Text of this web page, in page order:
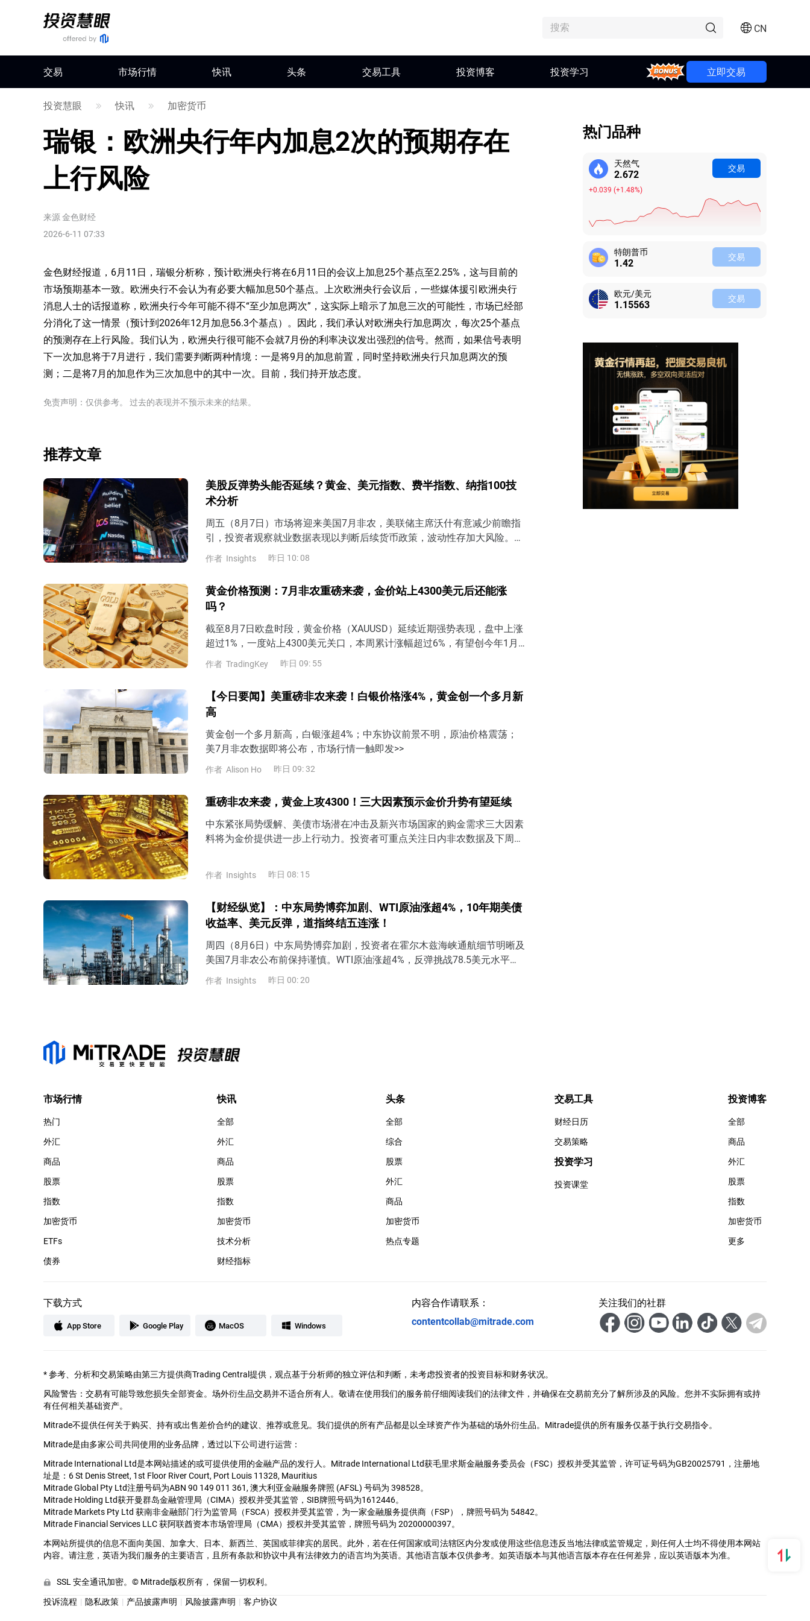
CN
交易 市场行情 快讯 头条 交易工具 投资博客 投资学习 Bonus 立即交易
投资慧眼 快讯 加密货币
瑞银：欧洲央行年内加息2次的预期存在
上行风险
来源金色财经
2026-6-11 07:33
金色财经报道，6月11日，瑞银分析称，预计欧洲央行将在6月11日的会议上加息25个基点至2.25%，这与目前的
市场预期基本一致。欧洲央行不会认为有必要大幅加息50个基点。上次欧洲央行会议后，一些媒体援引欧洲央行
消息人士的话报道称，欧洲央行今年可能不得不“至少加息两次”，这实际上暗示了加息三次的可能性，市场已经部
分消化了这一情景（预计到2026年12月加息56.3个基点）。因此，我们承认对欧洲央行加息两次，每次25个基点
的预测存在上行风险。我们认为，欧洲央行很可能不会就7月份的利率决议发出强烈的信号。然而，如果信号表明
下一次加息将于7月进行，我们需要判断两种情境：一是将9月的加息前置，同时坚持欧洲央行只加息两次的预
测；二是将7月的加息作为三次加息中的其中一次。目前，我们持开放态度。
免责声明：仅供参考。 过去的表现并不预示未来的结果。
推荐文章
美股反弹势头能否延续？黄金、美元指数、费半指数、纳指100技
术分析
周五（8月7日）市场将迎来美国7月非农，美联储主席沃什有意减少前瞻指
引，投资者观察就业数据表现以判断后续货币政策，波动性存加大风险。若
7月非农表现疲软，美联储9月加息可能性将下降，但若就业、薪资显著强于
预期，那么市场或将提高9月加息概率，还可能定价美联储行动过晚（too
作者 Insights 昨日 10: 08
黄金价格预测：7月非农重磅来袭，金价站上4300美元后还能涨
吗？
截至8月7日欧盘时段，黄金价格（XAUUSD）延续近期强势表现，盘中上涨
超过1%，一度站上4300美元关口，本周累计涨幅超过6%，有望创今年1月
以来最大单周涨幅。随着美国7月非农就业数据即将公布，市场正在重新评
估美联储9月是否仍有必要加息，黄金也进入近期重要的方向选择阶段。7月
公布7月非农就业报告。从
作者 TradingKey 昨日 09: 55
【今日要闻】美重磅非农来袭！白银价格涨4%，黄金创一个多月新
高
黄金创一个多月新高，白银涨超4%；中东协议前景不明，原油价格震荡；
美7月非农数据即将公布，市场行情一触即发>>
作者 Alison Ho 昨日 09: 32
重磅非农来袭，黄金上攻4300！三大因素预示金价升势有望延续
中东紧张局势缓解、美债市场潜在冲击及新兴市场国家的购金需求三大因素
料将为金价提供进一步上行动力。投资者可重点关注日内非农数据及下周的
作者 Insights 昨日 08: 15
【财经纵览】：中东局势博弈加剧、WTI原油涨超4%，10年期美债
收益率、美元反弹，道指终结五连涨！
周四（8月6日）中东局势博弈加剧，投资者在霍尔木兹海峡通航细节明晰及
美国7月非农公布前保持谨慎。WTI原油涨超4%，反弹挑战78.5美元水平。
美元、美债收益率齐齐反弹，其中10年期美债收益率上涨6个基点至
4.67%，美元反攻100关口。黄金冲高回落受阻4300美元。
作者 Insights 昨日 00: 20
热门品种
天然气
2.672
+0.039 (+1.48%)
交易
特朗普币
1.42 交易
欧元/美元
1.15563 交易
市场行情
热门
外汇
商品
股票
指数
加密货币
ETFs
债券
快讯
全部
外汇
商品
股票
指数
加密货币
技术分析
财经指标
头条
全部
综合
股票
外汇
商品
加密货币
热点专题
交易工具
财经日历
交易策略
投资学习
投资课堂
投资博客
全部
商品
外汇
股票
指数
加密货币
更多
下载方式
App Store Google Play MacOS Windows
内容合作请联系：
contentcollab@mitrade.com
关注我们的社群
*参考、分析和交易策略由第三方提供商Trading Central提供，观点基于分析师的独立评估和判断，未考虑投资者的投资目标和财务状况。
风险警告：交易有可能导致您损失全部资金。场外衍生品交易并不适合所有人。敬请在使用我们的服务前仔细阅读我们的法律文件，并确保在交易前充分了解所涉及的风险。您并不实际拥有或持
有任何相关基础资产。
Mitrade不提供任何关于购买、持有或出售差价合约的建议、推荐或意见。我们提供的所有产品都是以全球资产作为基础的场外衍生品。Mitrade提供的所有服务仅基于执行交易指令。
Mitrade是由多家公司共同使用的业务品牌，透过以下公司进行运营：
Mitrade International Ltd是本网站描述的或可提供使用的金融产品的发行人。Mitrade International Ltd获毛里求斯金融服务委员会（FSC）授权并受其监管，许可证号码为GB20025791，注册地
址是：6 St Denis Street, 1st Floor River Court, Port Louis 11328, Mauritius
Mitrade Global Pty Ltd注册号码为ABN 90 149 011 361, 澳大利亚金融服务牌照 (AFSL) 号码为 398528。
Mitrade Holding Ltd获开曼群岛金融管理局（CIMA）授权并受其监管，SIB牌照号码为1612446。
Mitrade Markets Pty Ltd 获南非金融部门行为监管局（FSCA）授权并受其监管，为一家金融服务提供商（FSP），牌照号码为 54842。
Mitrade Financial Services LLC 获阿联酋资本市场管理局（CMA）授权并受其监管，牌照号码为 20200000397。
本网站所提供的信息不面向美国、加拿大、日本、新西兰、英国或菲律宾的居民。此外，若在任何国家或司法辖区内分发或使用这些信息违反当地法律或监管规定，则任何人士均不得使用本网站
内容。请注意，英语为我们服务的主要语言，且所有条款和协议中具有法律效力的语言均为英语。其他语言版本仅供参考。如英语版本与其他语言版本存在任何差异，应以英语版本为准。
SSL 安全通讯加密。© Mitrade版权所有， 保留一切权利。
投诉流程
隐私政策 产品披露声明 风险披露声明 客户协议